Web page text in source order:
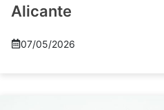
Alicante
07/05/2026